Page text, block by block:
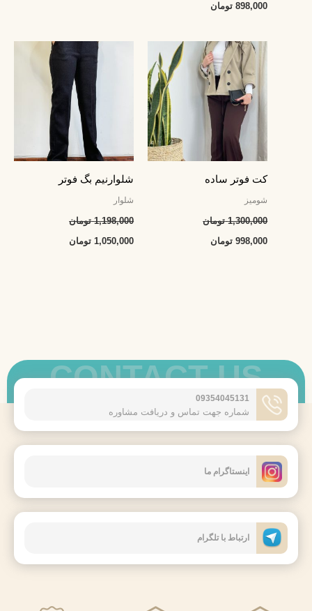
898,000 تومان
کت فوتر ساده
شومیز
1,300,000 تومان
قیمت
اصلی:
1,300,000 تومان
بود.
998,000 تومان
قیمت
فعلی:
998,000 تومان.
شلوارنیم بگ فوتر
شلوار
1,198,000 تومان
1,198,000 تومان
1,050,000 تومان
قیمت
فعلی:
1,050,000 تومان.
CONTACT US
09354045131
شماره جهت تماس و دریافت مشاوره
اینستاگرام ما
ارتباط با تلگرام